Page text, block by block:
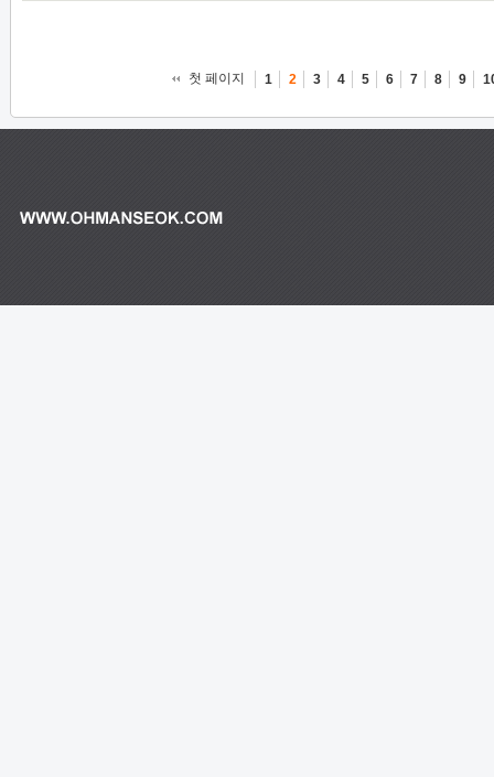
첫 페이지 1 2 3 4 5 6 7 8 9